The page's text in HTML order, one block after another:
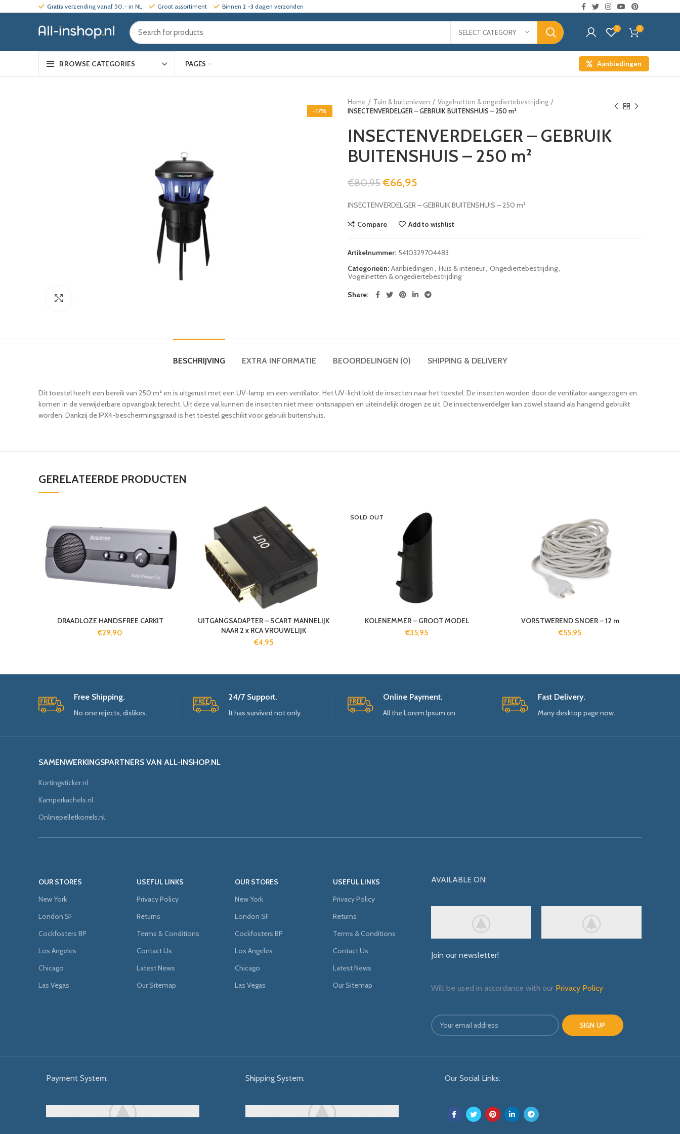
Gratis verzending vanaf 50,- in NL Groot assortiment Binnen 2 -3 dagen verzonden
SELECT CATEGORY 0 0
BROWSE CATEGORIES PAGES Aanbiedingen
-17%
Home Tuin & buitenleven
Vogelnetten & ongediertebestrijding
INSECTENVERDELGER – GEBRUIK BUITENSHUIS – 250 m²
INSECTENVERDELGER – GEBRUIK
BUITENSHUIS – 250 m²
€80,95 €66,95
INSECTENVERDELGER – GEBRUIK BUITENSHUIS – 250 m²
Compare Add to wishlist
Artikelnummer: 5410329704483
Categorieën: Aanbiedingen, Huis & interieur, Ongediertebestrijding,
Vogelnetten & ongediertebestrijding
Share
BESCHRIJVING EXTRA INFORMATIE BEOORDELINGEN (0) SHIPPING & DELIVERY
Dit toestel heeft een bereik van 250 m² en is uitgerust met een UV-lamp en een ventilator. Het UV-licht lokt de insecten naar het toestel. De insecten worden door de ventilator aangezogen en
komen in de verwijderbare opvangbak terecht. Uit deze val kunnen de insecten niet meer ontsnappen en uiteindelijk drogen ze uit. De insectenverdelger kan zowel staand als hangend gebruikt
worden. Dankzij de IPX4-beschermingsgraad is het toestel geschikt voor gebruik buitenshuis.
GERELATEERDE PRODUCTEN
DRAADLOZE HANDSFREE CARKIT
€29,90
UITGANGSADAPTER – SCART MANNELIJK
NAAR 2 x RCA VROUWELIJK
€4,95
SOLD OUT
KOLENEMMER – GROOT MODEL
€35,95
VORSTWEREND SNOER – 12 m
€55,95
Free Shipping.
No one rejects, dislikes.
24/7 Support.
It has survived not only.
Online Payment.
All the Lorem Ipsum on.
Fast Delivery.
Many desktop page now.
SAMENWERKINGSPARTNERS VAN ALL-INSHOP.NL
Kortingsticker.nl
Kamperkachels.nl
Onlinepelletkorrels.nl
OUR STORES
New York
London SF
Cockfosters BP
Los Angeles
Chicago
Las Vegas
USEFUL LINKS
Privacy Policy
Returns
Terms & Conditions
Contact Us
Latest News
Our Sitemap
OUR STORES
New York
London SF
Cockfosters BP
Los Angeles
Chicago
Las Vegas
USEFUL LINKS
Privacy Policy
Returns
Terms & Conditions
Contact Us
Latest News
Our Sitemap
AVAILABLE ON:
Join our newsletter!
Will be used in accordance with our Privacy Policy
Payment System: Shipping System: Our Social Links: